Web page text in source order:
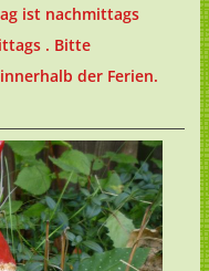
ist nachmittags
. Bitte
der Ferien.